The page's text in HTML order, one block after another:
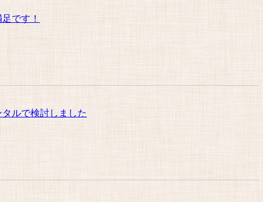
です！
ルで検討しました